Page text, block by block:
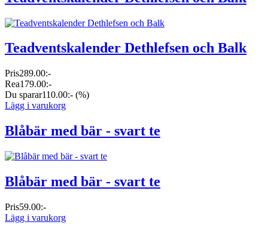
Teadventskalender Dethlefsen och Balk
Pris289.00:-
Rea179.00:-
Du sparar110.00:- (%)
Lägg i varukorg
Blåbär med bär - svart te
Blåbär med bär - svart te
Pris59.00:-
Lägg i varukorg